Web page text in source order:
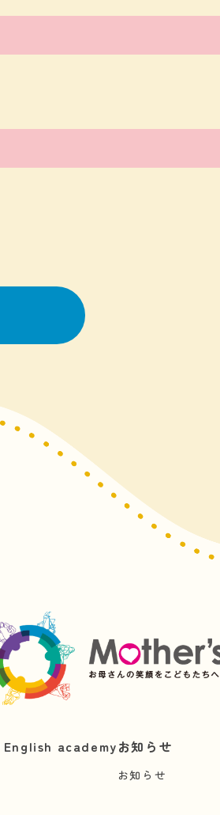
English academyお知らせ
お知らせ